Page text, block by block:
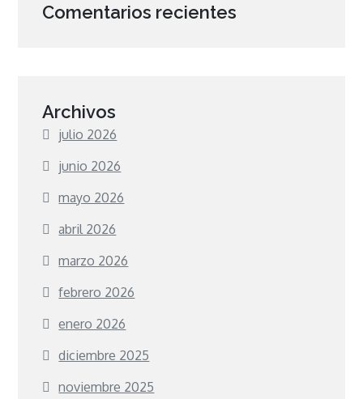
Comentarios recientes
Archivos
julio 2026
junio 2026
mayo 2026
abril 2026
marzo 2026
febrero 2026
enero 2026
diciembre 2025
noviembre 2025